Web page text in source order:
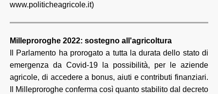
www.politicheagricole.it)
Milleproroghe 2022: sostegno all'agricoltura
Il Parlamento ha prorogato a tutta la durata dello stato di
emergenza da Covid-19 la possibilità, per le aziende
agricole, di accedere a bonus, aiuti e contributi finanziari.
Il Milleproroghe conferma così quanto stabilito dal decreto